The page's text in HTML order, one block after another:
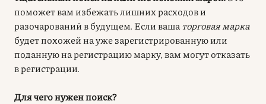
поможет вам избежать лишних расходов и
разочарований в будущем. Если ваша торговая марка
будет похожей на уже зарегистрированную или
поданную на регистрацию марку, вам могут отказать
в регистрации.
Для чего нужен поиск?